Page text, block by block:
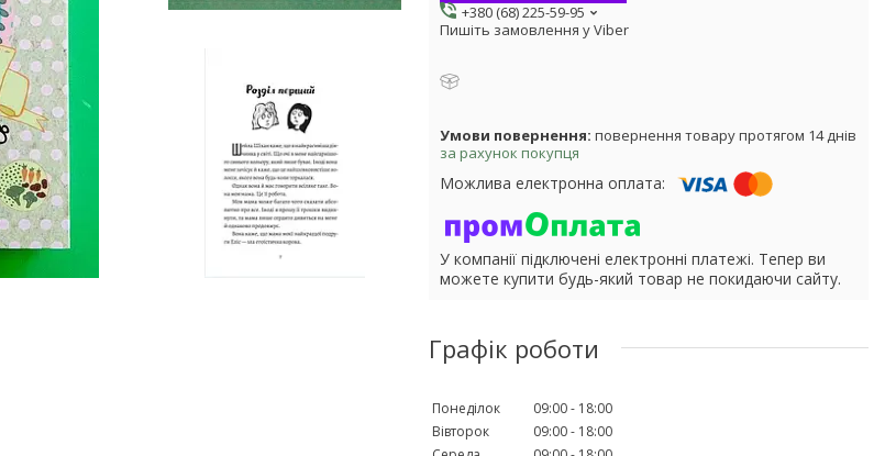
+380 (68) 225-59-95
Пишіть замовлення у Viber
повернення товару протягом 14 днів
за рахунок покупця
У компанії підключені електронні платежі. Тепер ви
можете купити будь-який товар не покидаючи сайту.
Графік роботи
Понеділок 09:00
18:00
Вівторок
09:00
18:00